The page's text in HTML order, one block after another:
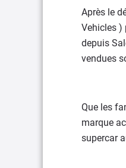
Après le
Vehicles )
depuis
vendues
Que les
marque
supercar